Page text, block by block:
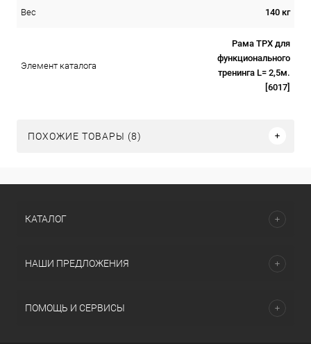
Вес 140 кг
Элемент каталога
Рама ТРХ для
функционального
тренинга L= 2,5м.
[6017]
ПОХОЖИЕ ТОВАРЫ (8)
КАТАЛОГ
НАШИ ПРЕДЛОЖЕНИЯ
ПОМОЩЬ И СЕРВИСЫ